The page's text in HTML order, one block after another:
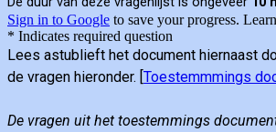
Sign in to Google to save your progress.
* Indicates required question
Lees astublieft het document hiernaast
de vragen hieronder. Toestemmmings
De vragen uit het toestemmings